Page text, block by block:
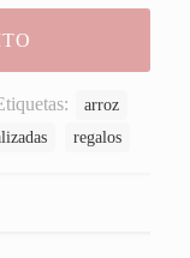
arroz
regalos